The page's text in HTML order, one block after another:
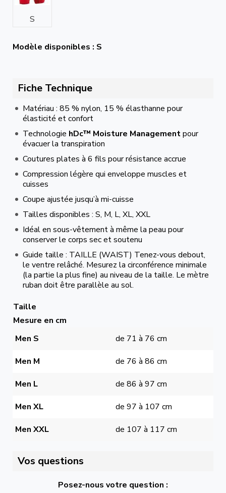
S
Modèle disponibles : S
Fiche Technique
Matériau : 85 % nylon, 15 % élasthanne pour
élasticité et confort
Technologie hDc™ Moisture Managementpour
évacuer la transpiration
Coutures plates à 6 fils pour résistance accrue
Compression légère qui enveloppe muscles et
cuisses
Coupe ajustée jusqu’à mi-cuisse
Tailles disponibles : S, M, L, XL, XXL
Idéal en sous-vêtement à même la peau pour
conserver le corps sec et soutenu
Guide taille : TAILLE (WAIST) Tenez-vous debout,
le ventre relâché. Mesurez la circonférence minimale
(la partie la plus fine) au niveau de la taille. Le mètre
ruban doit être parallèle au sol.
Taille
Mesure en cm
Men S
de 71 à 76 cm
Men M de 76 à 86 cm
Men L de 86 à 97 cm
Men XL de 97 à 107 cm
Men XXL de 107 à 117 cm
Vos questions
Posez-nous votre question :